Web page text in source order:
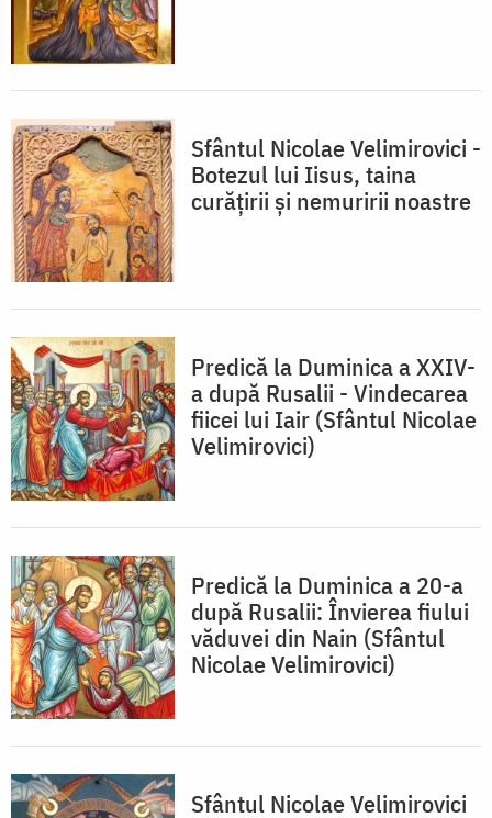
Sfântul Nicolae Velimirovici -
Botezul lui Iisus, taina
curățirii și nemuririi noastre
Predică la Duminica a XXIV-
a după Rusalii - Vindecarea
fiicei lui Iair (Sfântul Nicolae
Velimirovici)
Predică la Duminica a 20-a
după Rusalii: Învierea fiului
văduvei din Nain (Sfântul
Nicolae Velimirovici)
Sfântul Nicolae Velimirovici